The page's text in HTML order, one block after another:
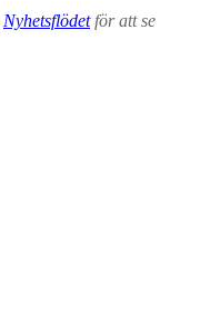
Nyhetsflödetför att se